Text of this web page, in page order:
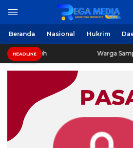
Beranda Nasional Hukrim
HEADLINE Warga Sampang